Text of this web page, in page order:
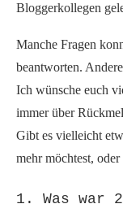
Bloggerkollegen
Manche Fragen
beantworten.
Ich wünsche euch
immer über
Gibt es vielleicht
mehr möchtest,
1. Was war